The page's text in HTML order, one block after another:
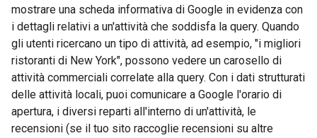
mostrare una scheda informativa di Google in evidenza con
i dettagli relativi a un'attività che soddisfa la query. Quando
gli utenti ricercano un tipo di attività, ad esempio, "i migliori
ristoranti di New York", possono vedere un carosello di
attività commerciali correlate alla query. Con i dati strutturati
delle attività locali, puoi comunicare a Google l'orario di
apertura, i diversi reparti all'interno di un'attività, le
recensioni (se il tuo sito raccoglie recensioni su altre